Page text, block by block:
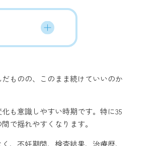
ものの、このまま続けていいのか
も意識しやすい時期です。特に35
で揺れやすくなります。
、不妊期間、検査結果、治療歴、